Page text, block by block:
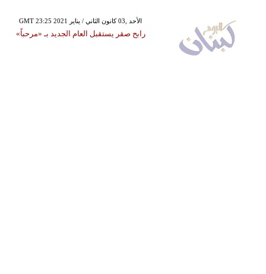
GMT 23:25 2021 الأحد ,03 كانون الثاني / يناير
رابح صقر يستقبل العام الجديد بـ «مرحباً»